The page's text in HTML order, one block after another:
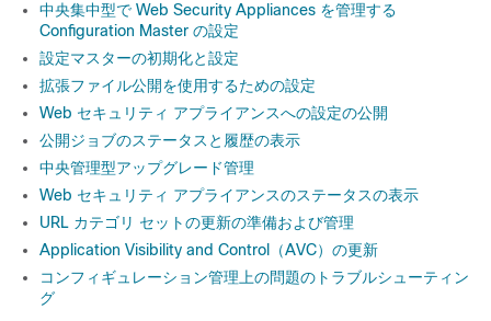
中央集中型で Web Security Appliances を管理する
Configuration Master の設定
設定マスターの初期化と設定
拡張ファイル公開を使用するための設定
Web セキュリティ アプライアンスへの設定の公開
公開ジョブのステータスと履歴の表示
中央管理型アップグレード管理
Web セキュリティ アプライアンスのステータスの表示
URL カテゴリ セットの更新の準備および管理
Application Visibility and Control（AVC）の更新
コンフィギュレーション管理上の問題のトラブルシューティン
グ